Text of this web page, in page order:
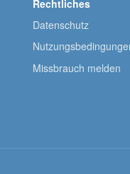
Rechtliches
Datenschutz
Missbrauch melden